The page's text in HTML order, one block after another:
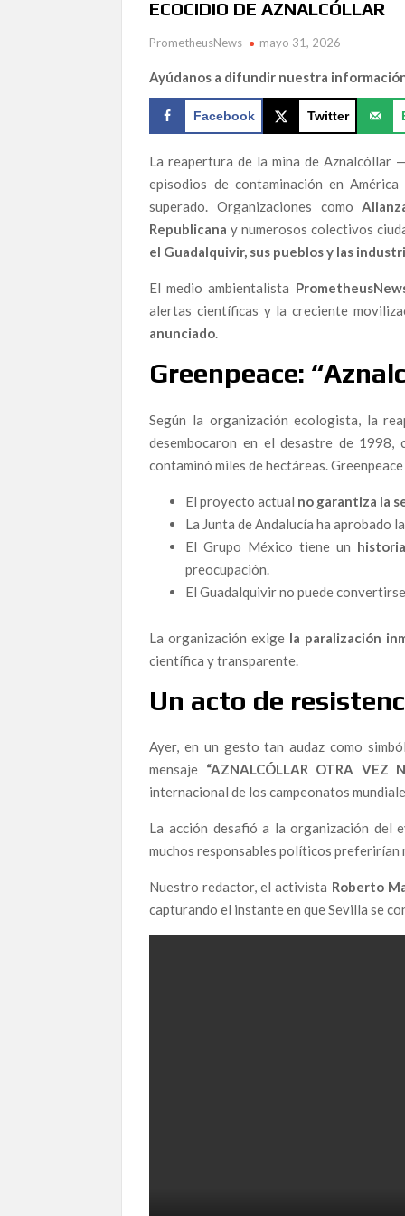
LOS GUARDIANES DEL GUADALQUIVIR: EL
Martín Rodríguez Márquez (ASEPUCAR)
almeriense
El algoritmo indomable: La Inteligencia
The Human Element & Biological Risk: A
El Estrecho de Gibraltar frente a un nuevo
Andes en la seguridad marítima y la
La Alianza Contra la Corrupción incorpora “El
política más incendiaria del Mediterráneo
MINERA DE ANDALUCÍA”
Mar Esteban, candidata en la lista de
porque los políticos no hacen su trabajo”
Una denuncia de alto voltaje que permanece
jurídicos: aún no ha sido citado.
Corrupción de altos vuelos: La crónicas de
Editorial: Invercaria–Al Andalus: la absolución
Luis Gonzalo Segura publica ESPAÑA, CARA
política e institucional que abandona a los
Alternativa Republicana toma las calles este
Cuando denunciar no es seguro: la dimisión
El pacto de silencio que protege al poder: el
Infraestructuras al límite del colapso: cómo la
Poder en la Penumbra: Redes de Influencia,
ECOCIDIO DE AZNALCÓLLAR
PrometheusNews mayo 31, 2026
Ayúdanos a difundir nuestra
Facebook Twitter
La reapertura de la mina de Aznalcóllar
episodios de contaminación en
superado. Organizaciones como
Republicana y numerosos colectivos
el Guadalquivir, sus pueblos y las
El medio ambientalista
alertas científicas y la creciente
anunciado.
Greenpeace:
Según la organización ecologista, la
desembocaron en el desastre de
contaminó miles de hectáreas.
El proyecto actual no garantiza la
La Junta de Andalucía ha aprobado
El Grupo México tiene un
preocupación.
El Guadalquivir no puede
La organización exige la paralización
científica y transparente.
Un acto de
Ayer, en un gesto tan audaz como
mensaje “AZNALCÓLLAR OTRA VEZ
internacional de los campeonatos
La acción desafió a la organización del
muchos responsables políticos
Nuestro redactor, el activista Roberto
capturando el instante en que Sevilla se